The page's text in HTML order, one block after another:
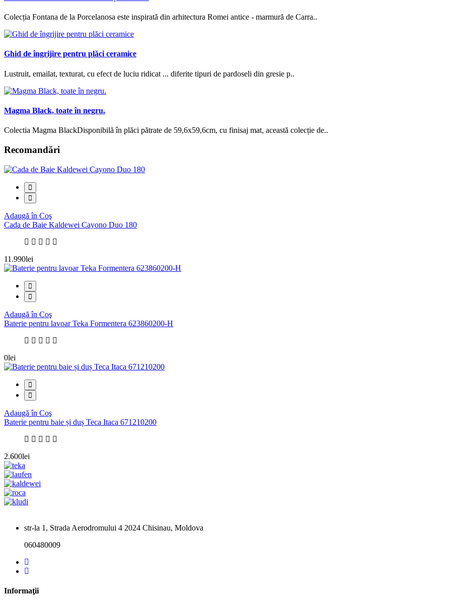
Colecția Fontana de la Porcelanosa este inspirată din arhitectura Romei antice - marmură de Carra..
Ghid de îngrijire pentru plăci ceramice
Lustruit, emailat, texturat, cu efect de luciu ridicat ... diferite tipuri de pardoseli din gresie p..
Magma Black, toate în negru.
Colectia Magma BlackDisponibilă în plăci pătrate de 59,6x59,6cm, cu finisaj mat, această colecție de..
Recomandări
Adaugă în Coş
Cada de Baie Kaldewei Cayono Duo 180
11.990lei
Adaugă în Coş
Baterie pentru lavoar Teka Formentera 623860200-H
0lei
Adaugă în Coş
Baterie pentru baie și duș Teca Itaca 671210200
2.600lei
str-la 1, Strada Aerodromului 4 2024 Chisinau, Moldova
060480009
Informaţii